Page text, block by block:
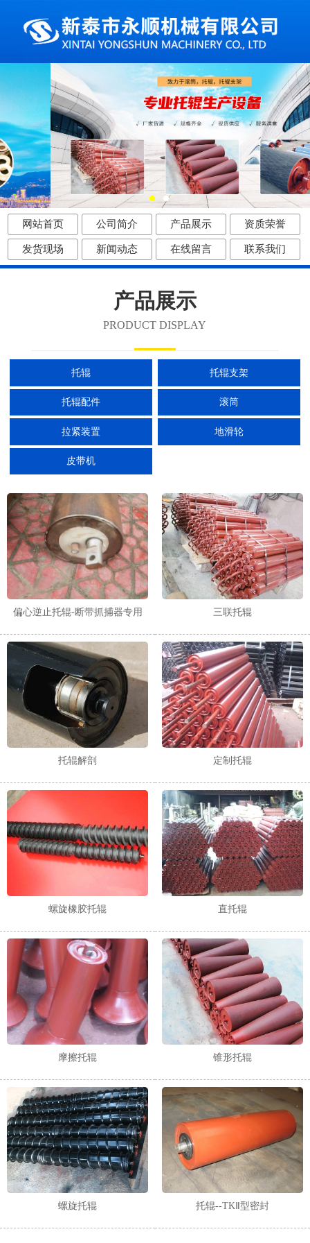
2
网站首页 公司简介 产品展示 资质荣誉
发货现场 新闻动态 在线留言 联系我们
产品展示
PRODUCT DISPLAY
托辊 托辊支架
托辊配件 滚筒
拉紧装置 地滑轮
皮带机
偏心逆止托辊-断带抓捕器专用 三联托辊
托辊解剖 定制托辊
螺旋橡胶托辊 直托辊
摩擦托辊 锥形托辊
螺旋托辊 托辊--TKⅡ型密封